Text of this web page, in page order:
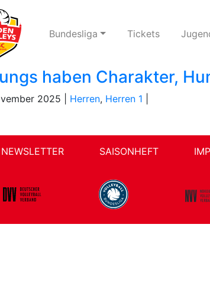
Bundesliga Tickets
haben Charakter,
2025 | Herren, Herren 1
NEWSLETTER SAISONHEFT